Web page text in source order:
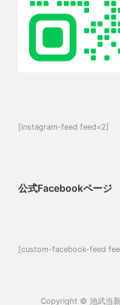
[instagram-feed feed=2]
公式Facebookページ
[custom-facebook-feed
Copyright © 池武当